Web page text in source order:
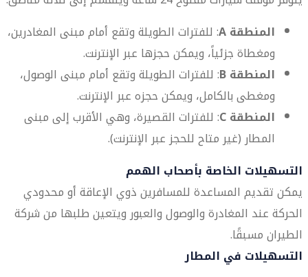
المنطقة A : للفترات الطويلة وتقع أمام مبنى المغادرين،
ومغطاة جزئياً، ويمكن حجزها عبر الإنترنت.
المنطقة B : للفترات الطويلة وتقع أمام مبنى الوصول،
ومغطى بالكامل، ويمكن حجزه عبر الإنترنت.
المنطقة C : للفترات القصيرة، وهي الأقرب إلى مبنى
المطار (غير متاح للحجز عبر الإنترنت).
التسهيلات الخاصة بأصحاب الهمم
يمكن تقديم المساعدة للمسافرين ذوي الإعاقة أو محدودي
الحركة عند المغادرة والوصول والعبور ويتعين طلبها من شركة
الطيران مسبقًا.
التسهيلات في المطار